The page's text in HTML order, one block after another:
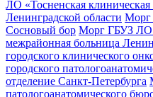
ЛО «Тосненская
Ленинградской области
Сосновый бор Морг ГБУЗ ЛО
межрайонная больница
городского клинического
городского
отделение Санкт-Петербурга
патологоанатомического